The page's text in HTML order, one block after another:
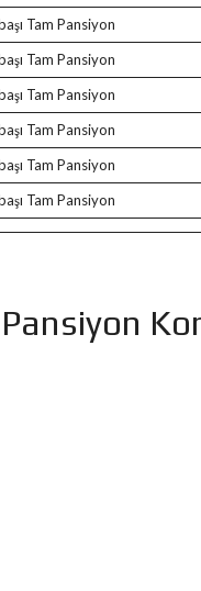
Tam Pansiyon
Tam Pansiyon
Tam Pansiyon
Tam Pansiyon
Tam Pansiyon
Tam Pansiyon